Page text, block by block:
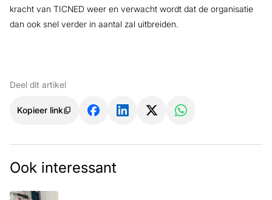
kracht van TICNED weer en verwacht wordt dat de organisatie
dan ook snel verder in aantal zal uitbreiden.
Deel dit artikel
Kopieer link
Ook interessant